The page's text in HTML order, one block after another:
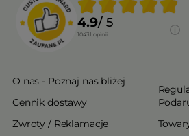
4.9/ 5
10431 opinii
O nas - Poznaj nas bliżej
Cennik dostawy
Zwroty / Reklamacje